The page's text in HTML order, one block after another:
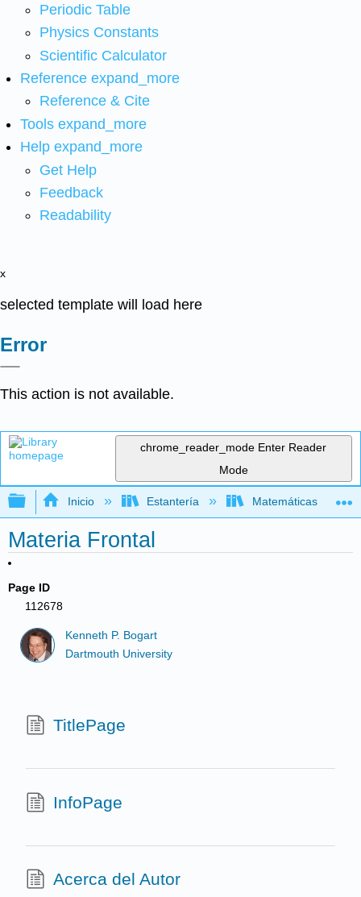
Periodic Table
Physics Constants
Scientific Calculator
Reference expand_more
Reference & Cite
Tools expand_more
Help expand_more
Get Help
Feedback
Readability
x
selected template will load here
Error
This action is not available.
chrome_reader_mode Enter Reader
Mode
Expandir/contraer jerarquía global
Inicio Estantería Matemáticas
Materia Frontal
Page ID
112678
Kenneth P. Bogart
Dartmouth University
TitlePage
InfoPage
Acerca del Autor